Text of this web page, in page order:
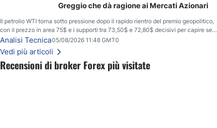
Recensioni di broker Forex più visitate
Greggio che dà ragione ai Mercati Azionari
Il petrolio WTI torna sotto pressione dopo il rapido rientro del premio geopolitico,
con il prezzo in area 75$ e i supporti tra 73,50$ e 72,80$ decisivi per capire se il
ribasso potrà estendersi verso quota 70$.
Analisi Tecnica05/08/2026 11:48 GMT0
Vedi più articoli